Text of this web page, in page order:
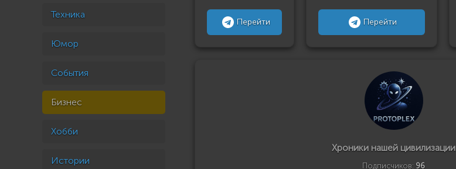
Техника
Юмор
События
Бизнес
Хобби
Истории
Перейти Перейти
Хроники нашей цивилизации
Подписчиков: 96